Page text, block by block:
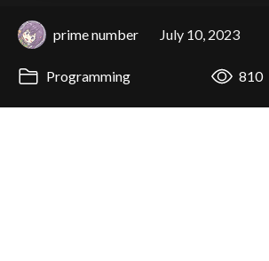
prime number July 10, 2023
Programming 810